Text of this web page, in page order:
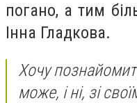
погано, а тим
Інна Гладкова.
Хочу
може, і ні, зі